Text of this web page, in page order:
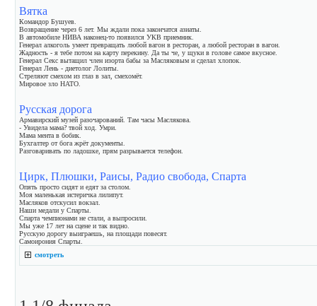
Вятка
Командор Бушуев.
Возвращение через 6 лет. Мы ждали пока закончатся азиаты.
В автомобиле НИВА наконец-то появился УКВ приемник.
Генерал алкоголь умеет превращать любой вагон в ресторан, а любой ресторан в вагон.
Жадность - я тебе потом на карту перекину. Да ты че, у щуки в голове самое вкусное.
Генерал Секс вытащил член изорта бабы за Масляковым и сделал хлопок.
Генерал Лень - диетолог Лолиты.
Стреляют смехом из глаз в зал, смехомёт.
Мировое зло НАТО.
Русская дорога
Армавирский музей разочарований. Там часы Маслякова.
- Увидела мама? твой ход. Умри.
Мама мента в бобик.
Бухгалтер от бога жрёт документы.
Разговаривать по ладошке, прям разрывается телефон.
Цирк, Плюшки, Раисы, Радио свобода, Спарта
Опять просто сидят и едят за столом.
Моя маленькая истеричка лилипут.
Масляков отскусил вокзал.
Наши медали у Спарты.
Спарта чемпионами не стали, а выпросили.
Мы уже 17 лет на сцене и так видно.
Русскую дорогу выиграешь, на площади повесят.
Самоирония Спарты.
смотреть